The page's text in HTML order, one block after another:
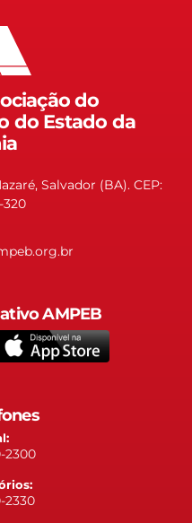
do
do Estado da
Salvador (BA). CEP:
320
AMPEB
2300
2330